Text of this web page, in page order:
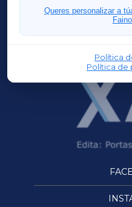
Queres personalizar a
Política
Política de